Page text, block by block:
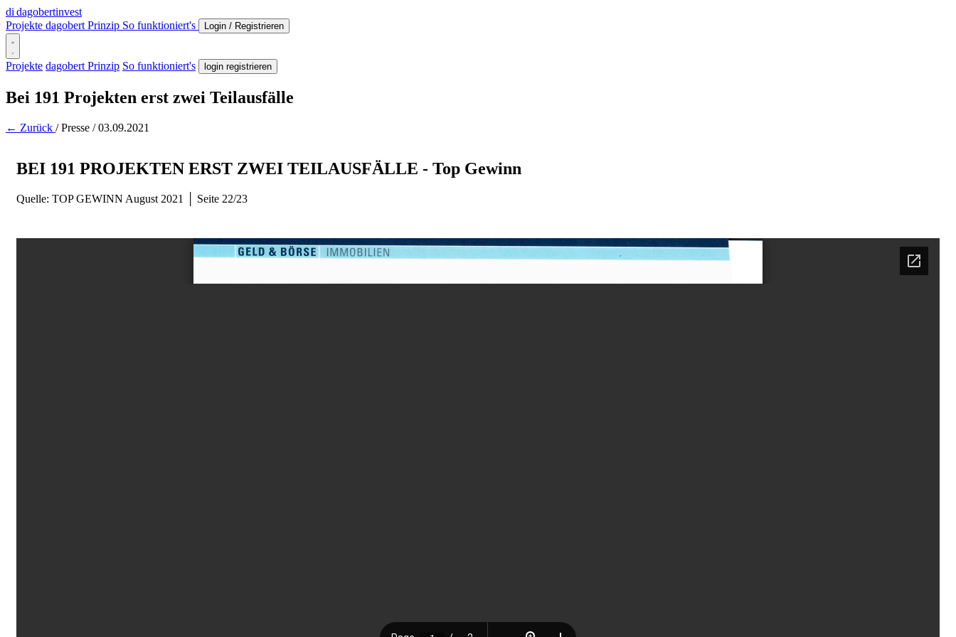
di dagobertinvest
Projekte dagobert Prinzip So funktioniert's Login / Registrieren
Projekte dagobert Prinzip So funktioniert's login registrieren
Bei 191 Projekten erst zwei Teilausfälle
← Zurück / Presse / 03.09.2021
BEI 191 PROJEKTEN ERST ZWEI TEILAUSFÄLLE - Top Gewinn
Quelle: TOP GEWINN August 2021 │ Seite 22/23